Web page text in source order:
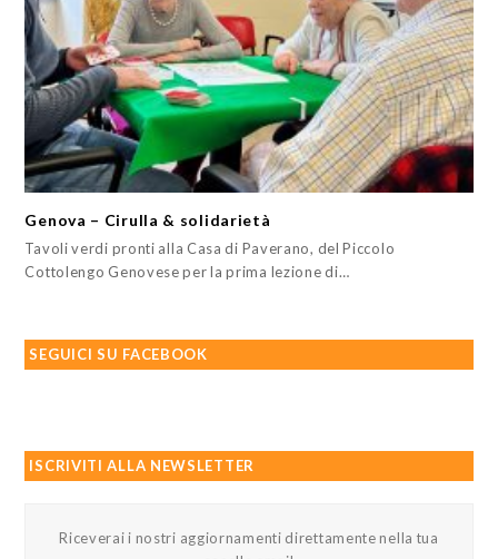
Genova – Cirulla & solidarietà
Tavoli verdi pronti alla Casa di Paverano, del Piccolo
Cottolengo Genovese per la prima lezione di…
SEGUICI SU FACEBOOK
ISCRIVITI ALLA NEWSLETTER
Riceverai i nostri aggiornamenti direttamente nella tua